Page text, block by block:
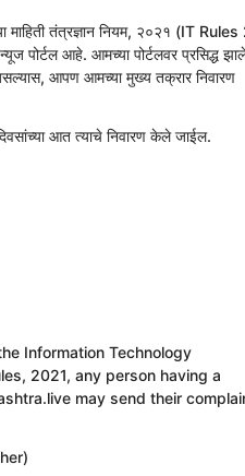
तंत्रज्ञान नियम, २०२१ (IT
पोर्टल आहे. आमच्या पोर्टलवर प्रसिद्ध
आपण आमच्या मुख्य तक्रार निवारण
आत त्याचे निवारण केले जाईल.
the Information Technology
2021, any person having a
may send their